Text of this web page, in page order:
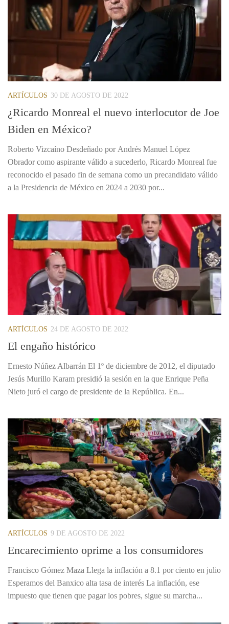
ARTÍCULOS 30 DE AGOSTO DE 2022
¿Ricardo Monreal el nuevo interlocutor de Joe
Biden en México?
Roberto Vizcaíno Desdeñado por Andrés Manuel López
Obrador como aspirante válido a sucederlo, Ricardo Monreal fue
reconocido el pasado fin de semana como un precandidato válido
a la Presidencia de México en 2024 a 2030 por...
ARTÍCULOS 24 DE AGOSTO DE 2022
El engaño histórico
Ernesto Núñez Albarrán El 1º de diciembre de 2012, el diputado
Jesús Murillo Karam presidió la sesión en la que Enrique Peña
Nieto juró el cargo de presidente de la República. En...
ARTÍCULOS 9 DE AGOSTO DE 2022
Encarecimiento oprime a los consumidores
Francisco Gómez Maza Llega la inflación a 8.1 por ciento en julio
Esperamos del Banxico alta tasa de interés La inflación, ese
impuesto que tienen que pagar los pobres, sigue su marcha...